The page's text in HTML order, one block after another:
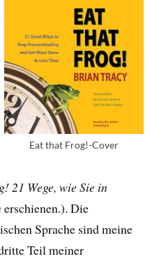
Eat that Frog!-Cover
21 Wege, wie Sie in
erschienen.). Die
Sprache sind meine
Teil meiner